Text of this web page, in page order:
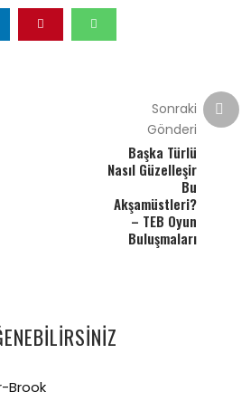
Sonraki
Gönderi
Başka Türlü
Nasıl Güzelleşir
Bu
Akşamüstleri?
– TEB Oyun
Buluşmaları